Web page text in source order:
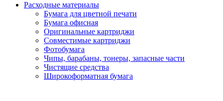
Расходные материалы
Бумага для цветной печати
Бумага офисная
Оригинальные картриджи
Совместимые картриджи
Фотобумага
Чипы, барабаны, тонеры, запасные части
Чистящие средства
Широкоформатная бумага